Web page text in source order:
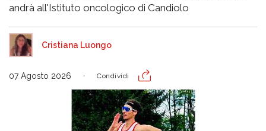
andrà all'Istituto oncologico di Candiolo
Cristiana Luongo
07 Agosto 2026 Condividi